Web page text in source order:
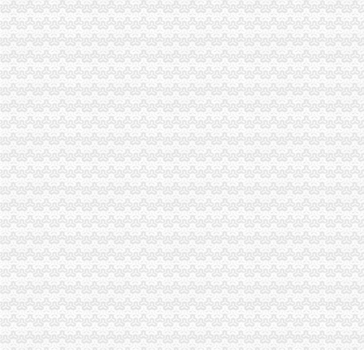
北碚区区长出席该区消委会理事会并提出工作要求
市工商局、市消委会联合开展“消费维权贡献”一元注册公司流程评选活动
北碚局重庆0元注册公司四方面入手全面部署企业年检工作
沙坪坝局巧借“三股力”免费注册公司推进农产品商标培育发展
南川局一元注册公司采取四项措施化元旦期间食品安全监管
开县局监管与服务并重加“三节”0元注册公司流程市场监管
潼南局积营造“五种环境”免费注册公司全面推进和谐机关建设
九龙坡局园区工商所“六到位”重庆一元注册公司服务地方经济
渝中局重庆0元注册公司圆满完成2007-2008年度注册登记政风行风评议工作
綦江局免费注册公司细化措施大力造投资发展平台
企业处采取三项措施贯彻落实市1元注册公司委三届四次全委会和学习实践科学
经开局认真贯彻落实市0元注册公司流程委三届四次全委会和学习实践科学发展
万州局采取“6+4”1元注册公司措施贯彻落实市委三届四次全委会和学习实践科
綦江局及时达贯彻市0元注册公司委三届四次全委会和学习实践科学发展观经验
綦江局0元注册公司流程优化服务倾力完成牵头引资县重大项目建设任务
武隆局采取“三个三”0元注册公司流程措施开展“三走近”活动
大渡口局1元注册公司积构筑腐倡廉四道防线
璧山局免费注册公司丁家工商所努力提高执法办案水平
石柱局南宾所五项措施实现猪肉市重庆一元注册公司场监管到位
开县局一元注册公司应对返乡潮掀起创业潮
彭水局五项措施全力开展市一元注册公司场分类监管工作